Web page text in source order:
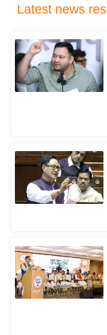
अं
र्रा
ष्ट्री
य
स
द्यो
ज
ग
त
वि
Latest news